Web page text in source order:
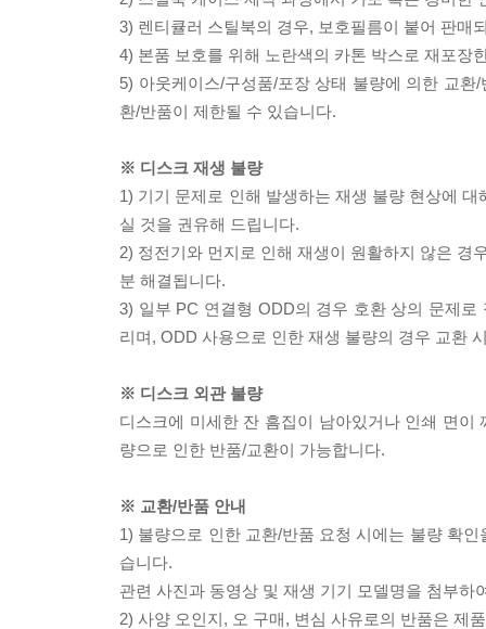
3) 렌티큘러 스틸북의 경우, 보호필름이 붙어 판매
4) 본품 보호를 위해 노란색의 카톤 박스로 재포장
5) 아웃케이스/구성품/포장 상태 불량에 의한 교
환/반품이 제한될 수 있습니다.
※ 디스크 재생 불량
1) 기기 문제로 인해 발생하는 재생 불량 현상에
실 것을 권유해 드립니다.
2) 정전기와 먼지로 인해 재생이 원활하지 않은 경
분 해결됩니다.
3) 일부 PC 연결형 ODD의 경우 호환 상의 문제
리며, ODD 사용으로 인한 재생 불량의 경우 교환
※ 디스크 외관 불량
디스크에 미세한 잔 흠집이 남아있거나 인쇄 면
량으로 인한 반품/교환이 가능합니다.
※ 교환/반품 안내
1) 불량으로 인한 교환/반품 요청 시에는 불량 확
습니다.
관련 사진과 동영상 및 재생 기기 모델명을 첨부하
2) 사양 오인지, 오 구매, 변심 사유로의 반품은 제